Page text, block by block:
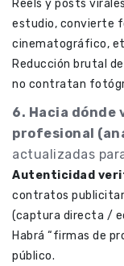
Reels y posts
estudio, convierte
cinematográfico,
Reducción brutal
no contratan
6. Hacia
profesional
actualizadas
Autenticidad
contratos
(captura directa /
Habrá “firmas de
público.